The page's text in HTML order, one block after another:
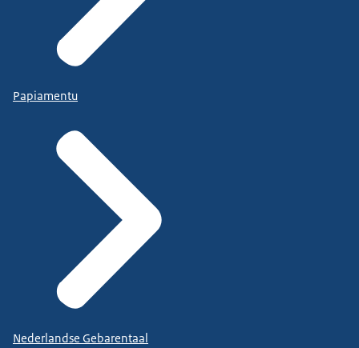
Papiamentu
Nederlandse Gebarentaal